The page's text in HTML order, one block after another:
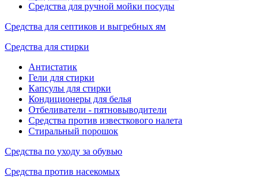
Средства для ручной мойки посуды
Средства для септиков и выгребных ям
Средства для стирки
Антистатик
Гели для стирки
Капсулы для стирки
Кондиционеры для белья
Отбеливатели - пятновыводители
Средства против известкового налета
Стиральный порошок
Средства по уходу за обувью
Средства против насекомых